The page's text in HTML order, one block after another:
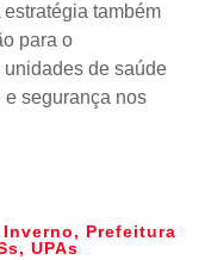
também
para o
de saúde
segurança nos
Inverno, Prefeitura
, UPAs